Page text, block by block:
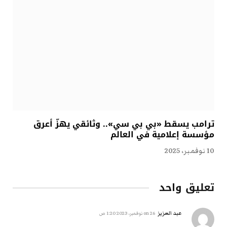
ترامب يسقط «بي بي سي».. وثائقي يهزّ أعرق
مؤسسة إعلامية في العالم
10 نوفمبر، 2025
تعليق واحد
عبد العزيز 26 نوفمبر، 2023 1:20 ص